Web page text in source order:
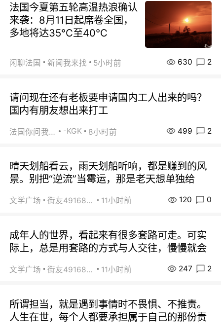
法国今夏第五轮高温热浪确认
来袭：8月11日起席卷全国，
多地将达35℃至40℃
闲聊法国 新闻我来找 5小时前 630 2
请问现在还有老板要申请国内工人出来的吗？
国内有朋友想出来打工
法国你问我答 -KGK 8小时前 499 2
晴天划船看云，雨天划船听响，都是赚到的风
景。别把“逆流”当霉运，那是老天想单独给
文学广场 街友49168527 11小时前 120 0
成年人的世界，看起来有很多套路可走。可实
际上，总是用套路的方式与人交往，慢慢就会
文学广场 街友49168527 11小时前 247 2
所谓担当，就是遇到事情时不畏惧、不推责。
人生在世，每个人都要承担属于自己的那份责